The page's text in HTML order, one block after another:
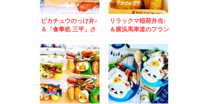
ピカチュウのっけ弁♪
＆「食事処 三平」さ
ー「鹿肉ラーメン」塩
味食べたぁ(*´艸`*)
リラックマ稲荷弁当♪
＆横浜馬車道のフラン
ボワイヤージュ」さん
の季節限定お菓子いた
だいたぁ♪